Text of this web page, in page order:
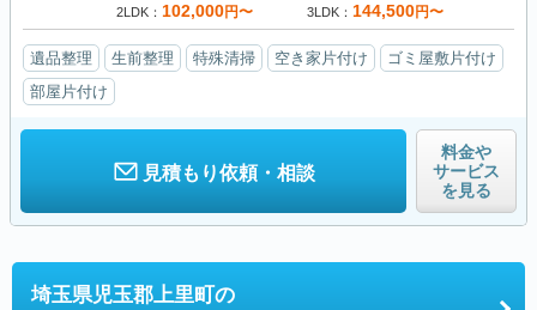
2LDK 102,000円〜 3LDK 144,500円〜
遺品整理 生前整理 特殊清掃 空き家片付け
ゴミ屋敷片付け
部屋片付け
見積もり依頼・相談
料金や
サービス
を見る
埼玉県児玉郡上里町の